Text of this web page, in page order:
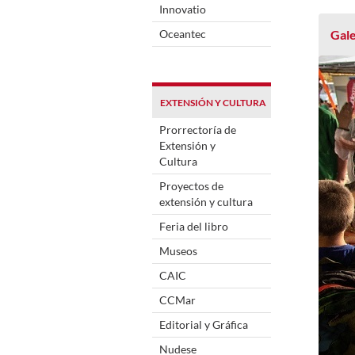
Innovatio
Oceantec
EXTENSIÓN Y CULTURA
Prorrectoría de
Extensión y
Cultura
Proyectos de
extensión y cultura
Feria del libro
Museos
CAIC
CCMar
Editorial y Gráfica
Nudese